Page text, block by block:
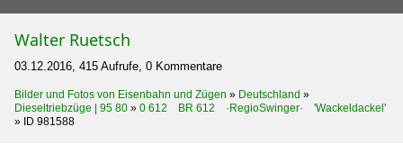
Walter Ruetsch
03.12.2016, 415 Aufrufe, 0 Kommentare
Bilder und Fotos von Eisenbahn und Zügen » Deutschland »
Dieseltriebzüge | 95 80 » 0 612 BR 612 ·RegioSwinger· 'Wackeldackel'
» ID 981588